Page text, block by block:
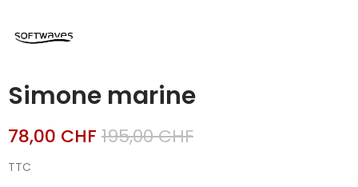
Simone marine
78,00 CHF 195,00 CHF
TTC